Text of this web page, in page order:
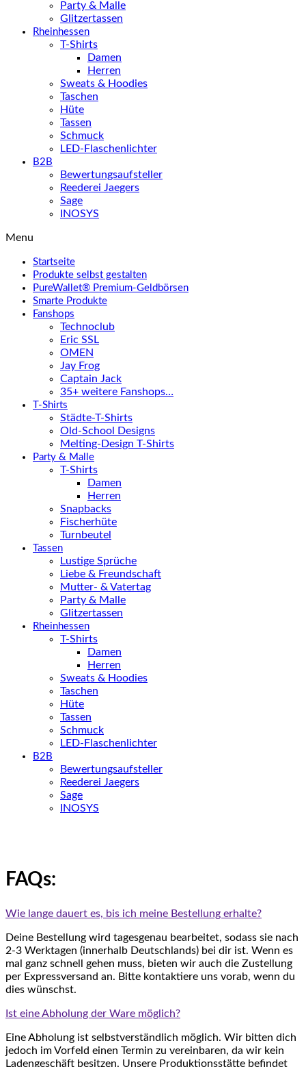
Party & Malle
Glitzertassen
Rheinhessen
T-Shirts
Damen
Herren
Sweats & Hoodies
Taschen
Hüte
Tassen
Schmuck
LED-Flaschenlichter
B2B
Bewertungsaufsteller
Reederei Jaegers
Sage
INOSYS
Menu
Startseite
Produkte selbst gestalten
PureWallet® Premium-Geldbörsen
Smarte Produkte
Fanshops
Technoclub
Eric SSL
OMEN
Jay Frog
Captain Jack
35+ weitere Fanshops…
T-Shirts
Städte-T-Shirts
Old-School Designs
Melting-Design T-Shirts
Party & Malle
T-Shirts
Damen
Herren
Snapbacks
Fischerhüte
Turnbeutel
Tassen
Lustige Sprüche
Liebe & Freundschaft
Mutter- & Vatertag
Party & Malle
Glitzertassen
Rheinhessen
T-Shirts
Damen
Herren
Sweats & Hoodies
Taschen
Hüte
Tassen
Schmuck
LED-Flaschenlichter
B2B
Bewertungsaufsteller
Reederei Jaegers
Sage
INOSYS
FAQs:
Wie lange dauert es, bis ich meine Bestellung erhalte?
Deine Bestellung wird tagesgenau bearbeitet, sodass sie nach
2-3 Werktagen (innerhalb Deutschlands) bei dir ist. Wenn es
mal ganz schnell gehen muss, bieten wir auch die Zustellung
per Expressversand an. Bitte kontaktiere uns vorab, wenn du
dies wünschst.
Ist eine Abholung der Ware möglich?
Eine Abholung ist selbstverständlich möglich. Wir bitten dich
jedoch im Vorfeld einen Termin zu vereinbaren, da wir kein
Ladengeschäft besitzen. Unsere Produktionsstätte befindet